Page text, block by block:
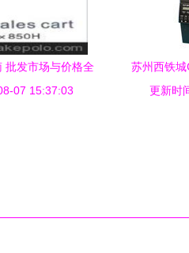
批发市场与价格全
07 15:37:03
苏州西铁
机
更新时